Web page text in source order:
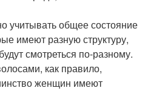
учитывать общее состояние
имеют разную структуру,
смотреться по-разному.
как правило,
женщин имеют